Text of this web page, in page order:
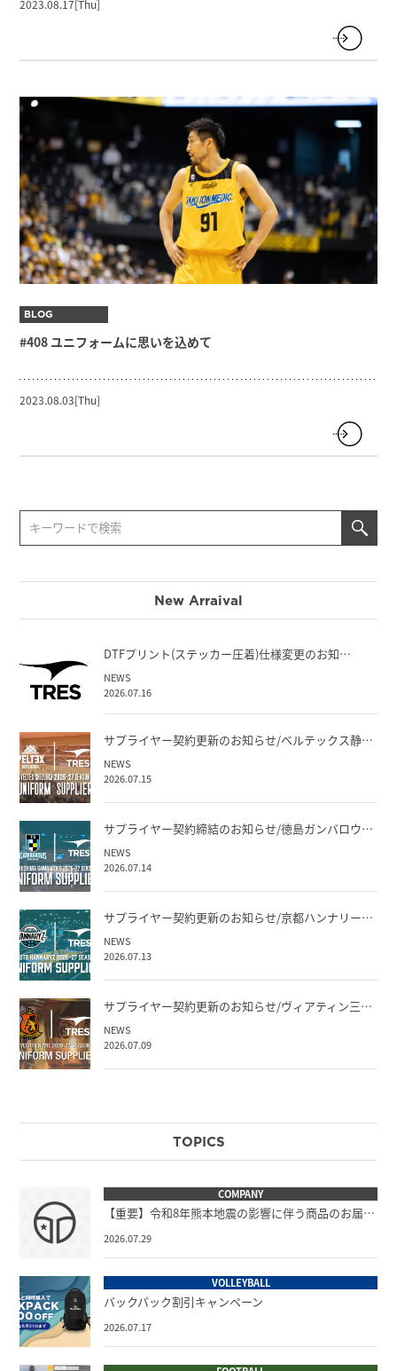
2023.08.17[Thu]
BLOG
#408 ユニフォームに思いを込めて
2023.08.03[Thu]
New Arraival
DTFプリント(ステッカー圧着)仕様変更のお知…
NEWS
2026.07.16
サプライヤー契約更新のお知らせ/ベルテックス静…
NEWS
2026.07.15
サプライヤー契約締結のお知らせ/徳島ガンバロウ…
NEWS
2026.07.14
サプライヤー契約更新のお知らせ/京都ハンナリー…
NEWS
2026.07.13
サプライヤー契約更新のお知らせ/ヴィアティン三…
NEWS
2026.07.09
TOPICS
COMPANY
【重要】令和8年熊本地震の影響に伴う商品のお届…
2026.07.29
VOLLEYBALL
バックパック割引キャンペーン
2026.07.17